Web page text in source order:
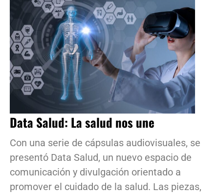
Data Salud: La salud nos une
Con una serie de cápsulas audiovisuales, se
presentó Data Salud, un nuevo espacio de
comunicación y divulgación orientado a
promover el cuidado de la salud. Las piezas,